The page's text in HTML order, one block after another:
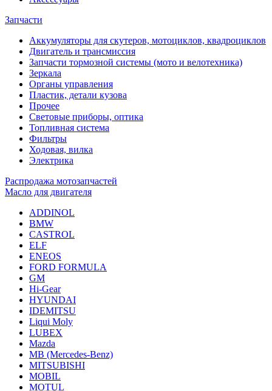
Запчасти
Аккумуляторы для скутеров, мотоциклов, квадроциклов
Двигатель и трансмиссия
Запчасти тормозной системы (мото и велотехника)
Зеркала
Органы управления
Пластик, детали кузова
Прочее
Световые приборы, оптика
Топливная система
Фильтры
Ходовая, вилка
Электрика
Распродажа мотозапчастей
Масло для двигателя
ADDINOL
BMW
CASTROL
ELF
ENEOS
FORD FORMULA
GM
Hi-Gear
HYUNDAI
IDEMITSU
Liqui Moly
LUBEX
Mazda
MB (Mercedes-Вenz)
MITSUBISHI
MOBIL
MOTUL